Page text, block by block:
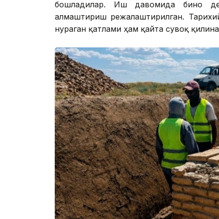
бошладилар. Иш давомида бино
алмаштириш режалаштирилган.
нураган қатлами ҳам қайта сувоқ